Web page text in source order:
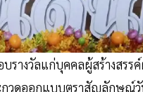
างวัลแก่บุคคลผู้สร้างสร
กวดออกแบบตราสัญลักษ